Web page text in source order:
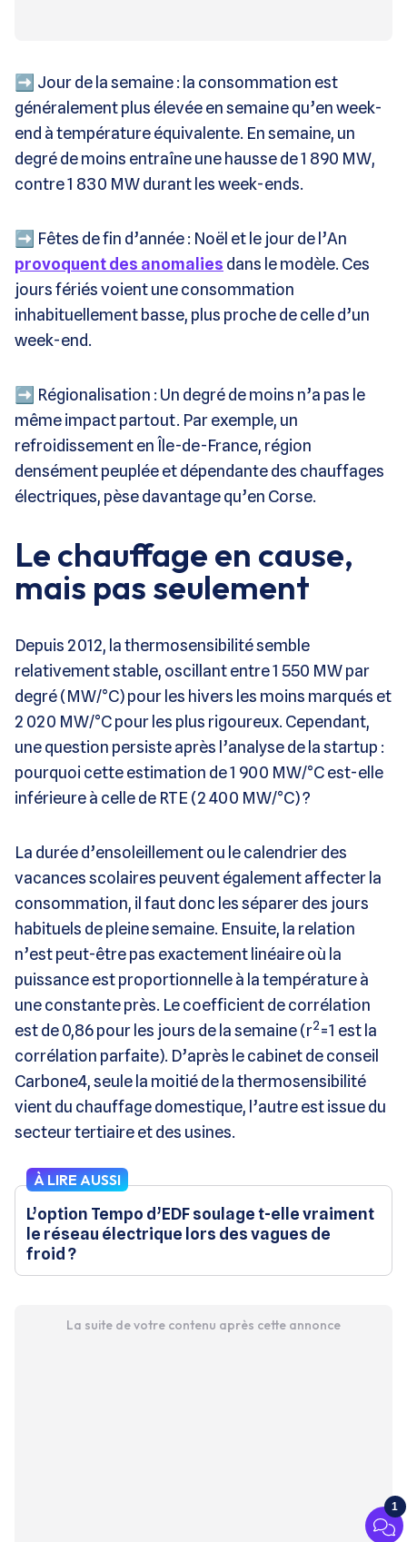
➡️ Jour de la semaine : la consommation est
généralement plus élevée en semaine qu’en week-
end à température équivalente. En semaine, un
degré de moins entraîne une hausse de 1 890 MW,
contre 1 830 MW durant les week-ends.
➡️ Fêtes de fin d’année : Noël et le jour de l’An
provoquent des anomalies dans le modèle. Ces
jours fériés voient une consommation
inhabituellement basse, plus proche de celle d’un
week-end.
➡️ Régionalisation : Un degré de moins n’a pas le
même impact partout. Par exemple, un
refroidissement en Île-de-France, région
densément peuplée et dépendante des chauffages
électriques, pèse davantage qu’en Corse.
Le chauffage en cause,
mais pas seulement
Depuis 2012, la thermosensibilité semble
relativement stable, oscillant entre 1 550 MW par
degré (MW/°C) pour les hivers les moins marqués et
2 020 MW/°C pour les plus rigoureux. Cependant,
une question persiste après l’analyse de la startup :
pourquoi cette estimation de 1 900 MW/°C est-elle
inférieure à celle de RTE (2 400 MW/°C) ?
La durée d’ensoleillement ou le calendrier des
vacances scolaires peuvent également affecter la
consommation, il faut donc les séparer des jours
habituels de pleine semaine. Ensuite, la relation
n’est peut-être pas exactement linéaire où la
puissance est proportionnelle à la température à
une constante près. Le coefficient de corrélation
est de 0,86 pour les jours de la semaine (r2=1 est la
corrélation parfaite). D’après le cabinet de conseil
Carbone4, seule la moitié de la thermosensibilité
vient du chauffage domestique, l’autre est issue du
secteur tertiaire et des usines.
À LIRE AUSSI
L’option Tempo d’EDF soulage t-elle vraiment
le réseau électrique lors des vagues de
froid ?
La suite de votre contenu après cette annonce
1